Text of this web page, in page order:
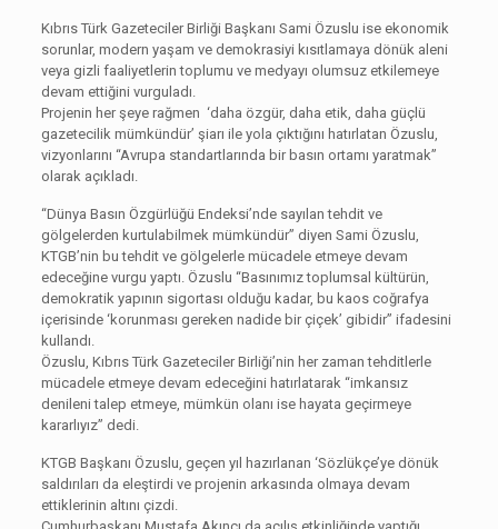
Kıbrıs Türk Gazeteciler Birliği Başkanı Sami Özuslu ise ekonomik
sorunlar, modern yaşam ve demokrasiyi kısıtlamaya dönük aleni
veya gizli faaliyetlerin toplumu ve medyayı olumsuz etkilemeye
devam ettiğini vurguladı.
Projenin her şeye rağmen ‘daha özgür, daha etik, daha güçlü
gazetecilik mümkündür’ şiarı ile yola çıktığını hatırlatan Özuslu,
vizyonlarını “Avrupa standartlarında bir basın ortamı yaratmak”
olarak açıkladı.
“Dünya Basın Özgürlüğü Endeksi’nde sayılan tehdit ve
gölgelerden kurtulabilmek mümkündür” diyen Sami Özuslu,
KTGB’nin bu tehdit ve gölgelerle mücadele etmeye devam
edeceğine vurgu yaptı. Özuslu “Basınımız toplumsal kültürün,
demokratik yapının sigortası olduğu kadar, bu kaos coğrafya
içerisinde ‘korunması gereken nadide bir çiçek’ gibidir” ifadesini
kullandı.
Özuslu, Kıbrıs Türk Gazeteciler Birliği’nin her zaman tehditlerle
mücadele etmeye devam edeceğini hatırlatarak “imkansız
denileni talep etmeye, mümkün olanı ise hayata geçirmeye
kararlıyız” dedi.
KTGB Başkanı Özuslu, geçen yıl hazırlanan ‘Sözlükçe’ye dönük
saldırıları da eleştirdi ve projenin arkasında olmaya devam
ettiklerinin altını çizdi.